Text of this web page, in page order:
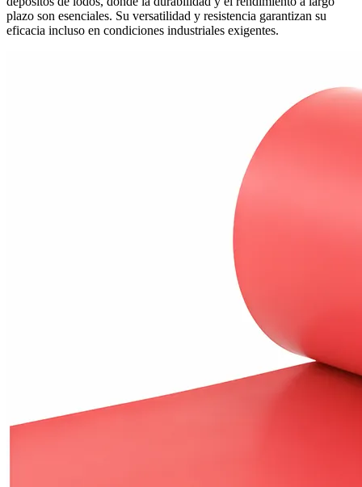
plazo son esenciales. Su versatilidad y resistencia garantizan su
eficacia incluso en condiciones industriales exigentes.